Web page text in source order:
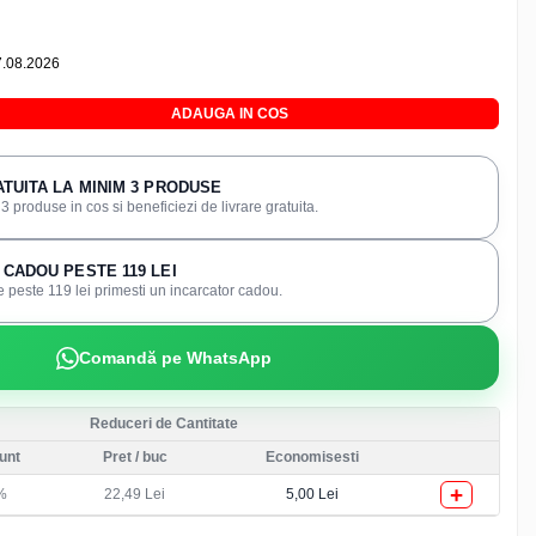
ADAUGA IN COS
LA MINIM 3 PRODUSE
produse in cos si beneficiezi de livrare gratuita.
PESTE 119 LEI
peste 119 lei primesti un incarcator cadou.
Comandă pe WhatsApp
Reduceri de Cantitate
Pret / buc Economisesti
22,49 Lei 5,00 Lei +